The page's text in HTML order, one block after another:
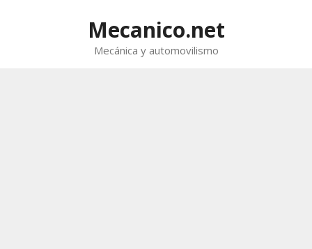
Mecanico.net
Mecánica y automovilismo